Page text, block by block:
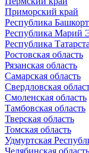
Приморский край
Республика
Республика Марий
Республика
Ростовская область
Рязанская область
Самарская область
Свердловская
Смоленская область
Тамбовская область
Тверская область
Томская область
Удмуртская
Челябинская область